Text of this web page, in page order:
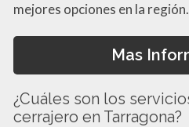
mejores opciones en la región.
Mas
¿Cuáles son los
cerrajero en Tarragona?